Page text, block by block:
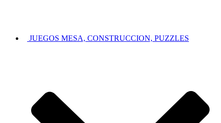
JUEGOS MESA, CONSTRUCCION, PUZZLES